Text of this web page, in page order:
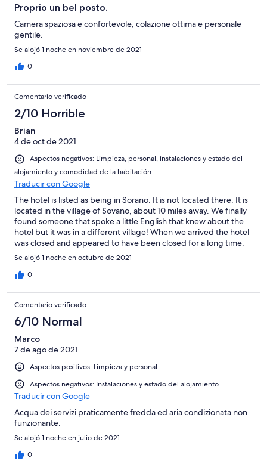
Proprio un bel posto.
Camera spaziosa e confortevole, colazione ottima e personale
gentile.
Se alojó 1 noche en noviembre de 2021
0
Comentario verificado
2/10 Horrible
Brian
4 de oct de 2021
Aspectos negativos: Limpieza, personal, instalaciones y estado del
alojamiento y comodidad de la habitación
Traducir con Google
The hotel is listed as being in Sorano. It is not located there. It is
located in the village of Sovano, about 10 miles away. We finally
found someone that spoke a little English that knew about the
hotel but it was in a different village! When we arrived the hotel
was closed and appeared to have been closed for a long time.
Fortunately, we met someone that took us to another hotel in
the same village.
Se alojó 1 noche en octubre de 2021
0
Comentario verificado
6/10 Normal
Marco
7 de ago de 2021
Aspectos positivos: Limpieza y personal
Aspectos negativos: Instalaciones y estado del alojamiento
Traducir con Google
Acqua dei servizi praticamente fredda ed aria condizionata non
funzionante.
Se alojó 1 noche en julio de 2021
0